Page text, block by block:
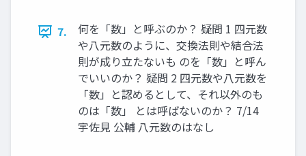
7.
何を「数」と呼ぶのか？ 疑問 1 四元数
や八元数のように、交換法則や結合法
則が成り立たないも のを「数」と呼ん
でいいのか？ 疑問 2 四元数や八元数を
「数」と認めるとして、それ以外のも
のは「数」 とは呼ばないのか？ 7/14
宇佐見 公輔 八元数のはなし